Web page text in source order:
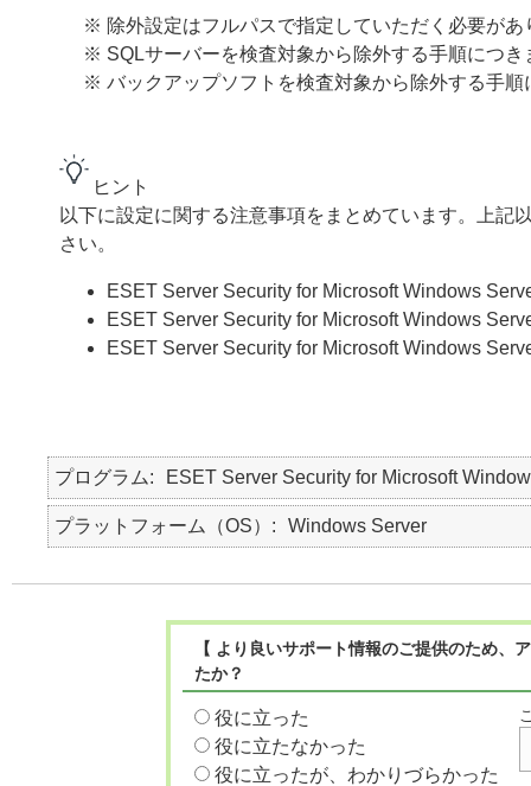
※ 除外設定はフルパスで指定していただく必要が
※ SQLサーバーを検査対象から除外する手順につき
※ バックアップソフトを検査対象から除外する手順
ヒント
以下に設定に関する注意事項をまとめています。上記
さい。
ESET Server Security for Microsoft Windows
ESET Server Security for Microsoft Windows
ESET Server Security for Microsoft Windows
プログラム ESET Server Security for Microsoft
プラットフォーム（OS） Windows Server
【 より良いサポート情報のご提供のため
たか？
役に立った
役に立たなかった
役に立ったが、わかりづらかった